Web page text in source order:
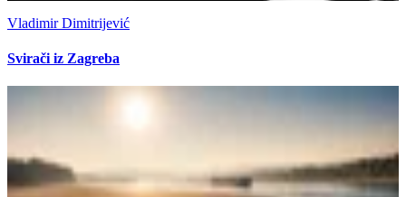
Vladimir Dimitrijević
Svirači iz Zagreba